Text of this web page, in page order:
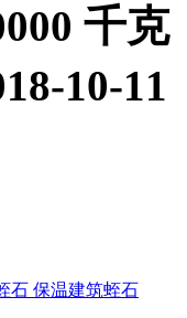
千克
10-11
石 保温建筑蛭石